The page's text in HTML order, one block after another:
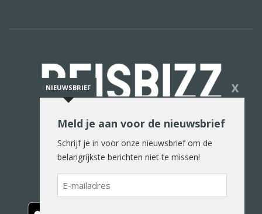
De reiswereld in woord en beeld
NIEUWSBRIEF X
Meld je aan voor de nieuwsbrief
Schrijf je in voor onze nieuwsbrief om de
belangrijkste berichten niet te missen!
E-
mailadres